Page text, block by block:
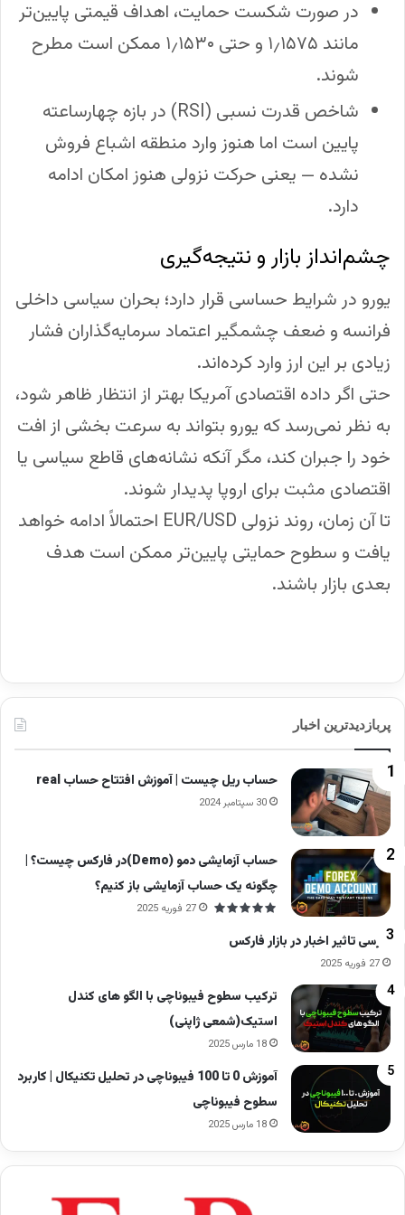
در صورت شکست حمایت، اهداف قیمتی پایین‌تر
مانند ۱٫۱۵۷۵ و حتی ۱٫۱۵۳۰ ممکن است مطرح
شوند.
شاخص قدرت نسبی (RSI) در بازه چهارساعته
پایین است اما هنوز وارد منطقه اشباع فروش
نشده — یعنی حرکت نزولی هنوز امکان ادامه
دارد.
چشم‌انداز بازار و نتیجه‌گیری
یورو در شرایط حساسی قرار دارد؛ بحران سیاسی داخلی
فرانسه و ضعف چشمگیر اعتماد سرمایه‌گذاران فشار
زیادی بر این ارز وارد کرده‌اند.
حتی اگر داده اقتصادی آمریکا بهتر از انتظار ظاهر شود،
به نظر نمی‌رسد که یورو بتواند به سرعت بخشی از افت
خود را جبران کند، مگر آنکه نشانه‌های قاطع سیاسی یا
اقتصادی مثبت برای اروپا پدیدار شوند.
تا آن زمان، روند نزولی EUR/USD احتمالاً ادامه خواهد
یافت و سطوح حمایتی پایین‌تر ممکن است هدف
بعدی بازار باشند.
پربازدیدترین اخبار
حساب ریل چیست | آموزش افتتاح حساب real
30 سپتامبر 2024
حساب آزمایشی دمو (Demo)در فارکس چیست؟ |
چگونه یک حساب آزمایشی باز کنیم؟
27 فوریه 2025
بررسی تاثیر اخبار در بازار فارکس
27 فوریه 2025
ترکیب سطوح فیبوناچی با الگو های کندل
استیک(شمعی ژاپنی)
18 مارس 2025
آموزش 0 تا 100 فیبوناچی در تحلیل تکنیکال | کاربرد
سطوح فیبوناچی
18 مارس 2025